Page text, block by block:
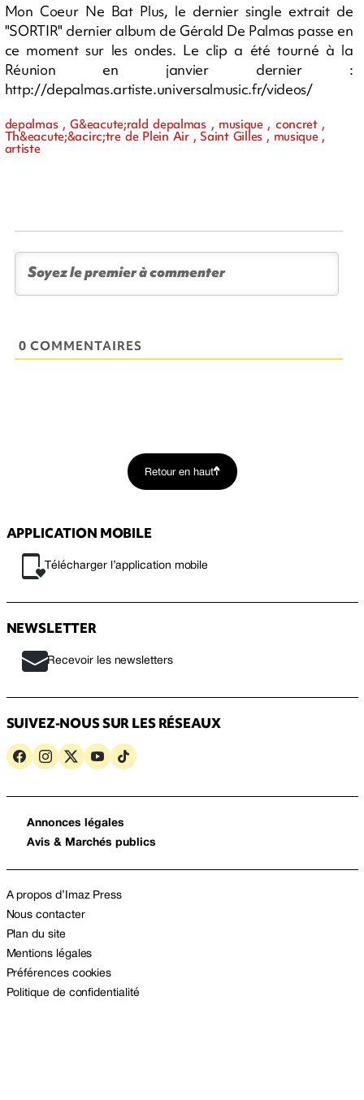
Mon Coeur Ne Bat Plus, le dernier single extrait de
"SORTIR" dernier album de Gérald De Palmas passe en
ce moment sur les ondes. Le clip a été tourné à la
Réunion en janvier dernier :
http://depalmas.artiste.universalmusic.fr/videos/
depalmas , G&eacute;rald depalmas , musique , concret ,
Th&eacute;&acirc;tre de Plein Air , Saint Gilles , musique ,
artiste
0 COMMENTAIRES
Retour en haut
APPLICATION MOBILE
Télécharger l’application mobile
NEWSLETTER
Recevoir les newsletters
SUIVEZ-NOUS SUR LES RÉSEAUX
Annonces légales
Avis & Marchés publics
A propos d’Imaz Press
Nous contacter
Plan du site
Mentions légales
Préférences cookies
Politique de confidentialité